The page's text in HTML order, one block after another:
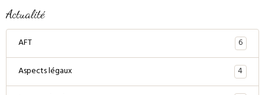
Actualité
AFT
6
Aspects légaux
4